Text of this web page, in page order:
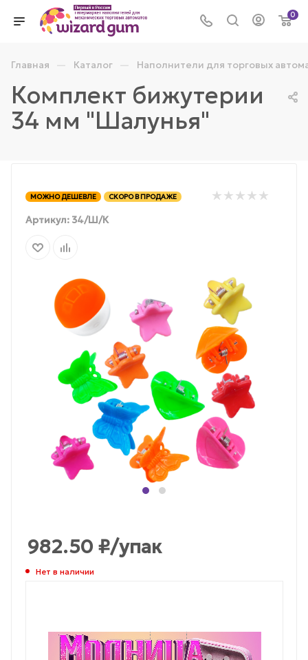
0
Главная — Каталог — Наполнители для торговых
Комплект бижутерии
34 мм "Шалунья"
МОЖНО ДЕШЕВЛЕ СКОРО В ПРОДАЖЕ
Артикул: 34/Ш/К
982.50 ₽/упак
Нет в наличии